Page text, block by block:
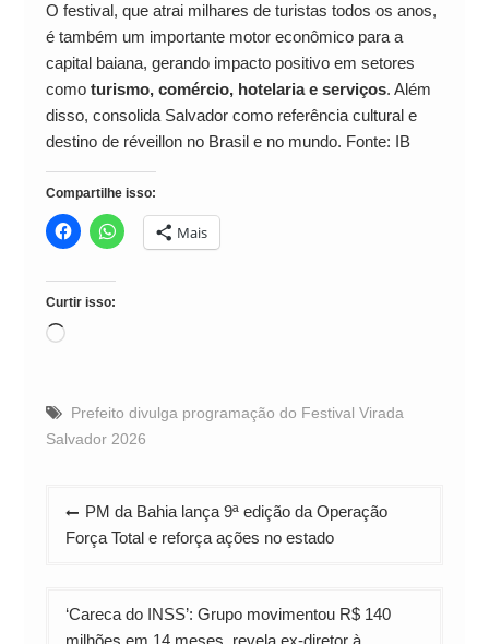
O festival, que atrai milhares de turistas todos os anos,
é também um importante motor econômico para a
capital baiana, gerando impacto positivo em setores
como turismo, comércio, hotelaria e serviços. Além
disso, consolida Salvador como referência cultural e
destino de réveillon no Brasil e no mundo. Fonte: IB
Compartilhe isso:
Mais
Curtir isso:
Carregando...
Prefeito divulga programação do Festival Virada
Salvador 2026
Navegação
de
PM da Bahia lança 9ª edição da Operação
Força Total e reforça ações no estado
‘Careca do INSS’: Grupo movimentou R$ 140